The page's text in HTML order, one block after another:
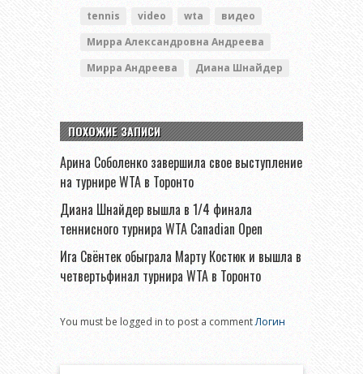
tennis
video wta
видео
Мирра Александровна Андреева
Мирра Андреева
Диана Шнайдер
ПОХОЖИЕ ЗАПИСИ
Арина Соболенко завершила свое выступление
на турнире WTA в Торонто
Диана Шнайдер вышла в 1/4 финала
теннисного турнира WTA Canadian Open
Ига Свёнтек обыграла Марту Костюк и вышла в
четвертьфинал турнира WTA в Торонто
You must be logged in to post a commentЛогин